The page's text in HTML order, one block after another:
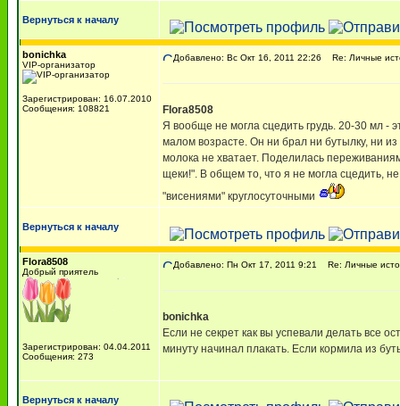
Вернуться к началу
bonichka
VIP-организатор
Зарегистрирован: 16.07.2010
Сообщения: 108821
Добавлено: Вс Окт 16, 2011 22:26 Re: Личные
Flora8508
Я вообще не могла сцедить грудь. 20-30 мл -
малом возрасте. Он ни брал ни бутылку, ни из
молока не хватает. Поделилась
щеки!". В общем то, что я не могла сцедить,
"висениями" круглосуточными
Вернуться к началу
Flora8508
Добрый приятель
Зарегистрирован: 04.04.2011
Сообщения: 273
Добавлено: Пн Окт 17, 2011 9:21 Re: Личные
bonichka
Если не секрет как вы успевали делать все
минуту начинал плакать. Если кормила из
Вернуться к началу